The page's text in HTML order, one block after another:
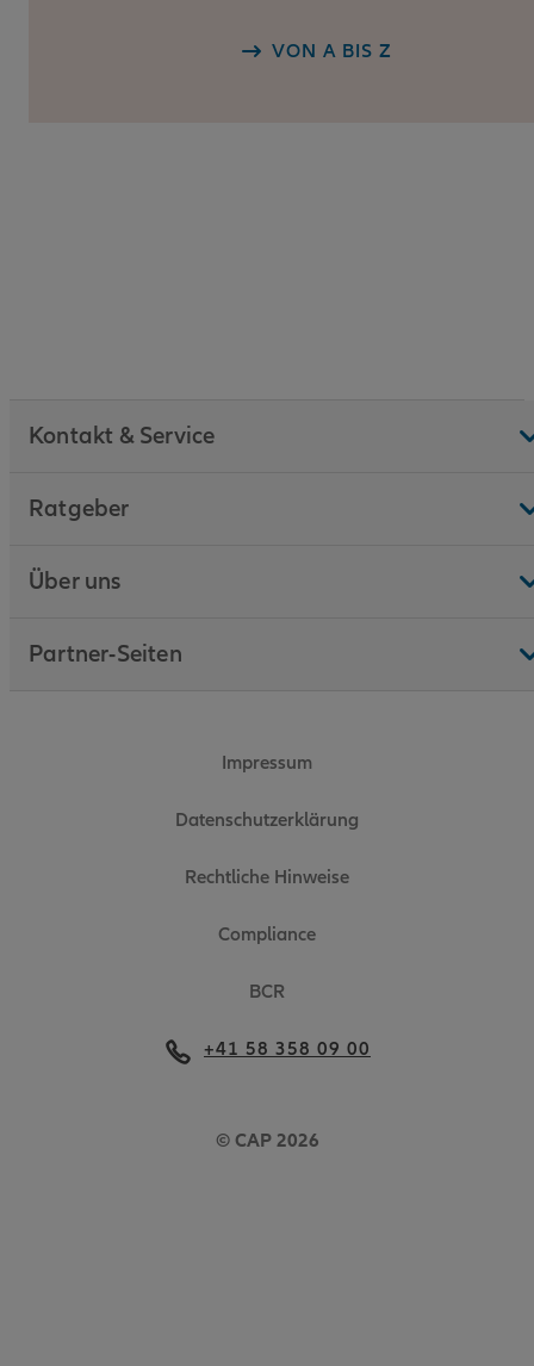
VON A BIS Z
Kontakt & Service
Ratgeber
Über uns
Partner-Seiten
Impressum
Datenschutzerklärung
Rechtliche Hinweise
Compliance
BCR
© CAP 2026
+41 58 358 09 00